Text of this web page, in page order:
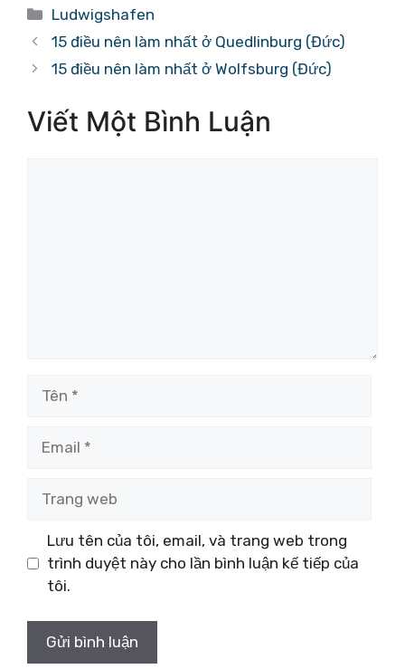
Danh
mục
Ludwigshafen
15 điều nên làm nhất ở Quedlinburg (Đức)
15 điều nên làm nhất ở Wolfsburg (Đức)
Viết Một Bình Luận
Lưu tên của tôi, email, và trang web trong
trình duyệt này cho lần bình luận kế tiếp của
tôi.